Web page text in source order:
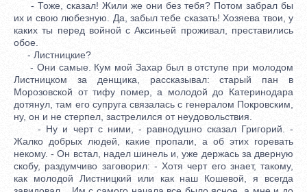
- Тоже, сказал! Жили же они без тебя? Потом забрал бы
их и свою любезную. Да, забыл тебе сказать! Хозяева твои, у
каких ты перед войной с Аксиньей проживал, преставились
обое.
- Листницкие?
- Они самые. Кум мой Захар был в отступе при молодом
Листницком за денщика, рассказывал: старый пан в
Морозовской от тифу помер, а молодой до Катеринодара
дотянул, там его супруга связалась с генералом Покровским,
ну, он и не стерпел, застрелился от неудовольствия.
- Ну и черт с ними, - равнодушно сказал Григорий. -
Жалко добрых людей, какие пропали, а об этих горевать
некому. - Он встал, надел шинель и, уже держась за дверную
скобу, раздумчиво заговорил: - Хотя черт его знает, такому,
как молодой Листницкий или как наш Кошевой, я всегда